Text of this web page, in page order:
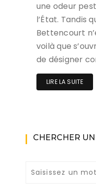
une odeur
l’État. Tandis
Bettencourt
voilà que
de désigner
LIRE LA SUITE
CHERCHER